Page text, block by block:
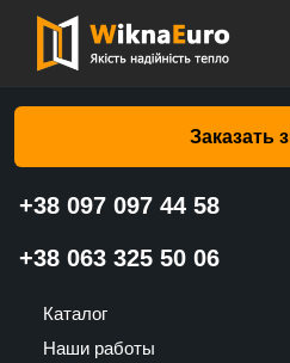
Заказать
+38 097 097 44 58
+38 063 325 50 06
Каталог
Наши работы
Главная страница»Каталог
вишневый (Валько)
Водолив
102